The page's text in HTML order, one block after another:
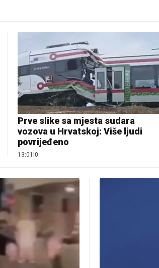
Prve slike sa mjesta sudara
vozova u Hrvatskoj: Više ljudi
povrijeđeno
13:01 0